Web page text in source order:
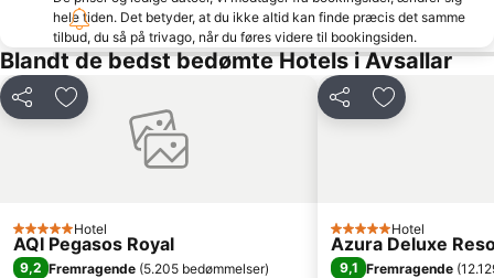
Suleymaniye Mosque
Portakal Plajı
Adventure Park Oyimpinar
Green Canyon Cruise
hele tiden. Det betyder, at du ikke altid kan finde præcis det samme
tilbud, du så på trivago, når du føres videre til bookingsiden.
Blandt de bedst bedømte Hotels i Avsallar
Del Føj til favoritter
5 StjernerHotel
AQI Pegasos Royal
9,2 Fremragende (5.205 bedømmelser)
Del Føj til
5 StjernerHotel
Azura Deluxe
9,1 Fremragende (